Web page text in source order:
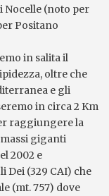
Nocelle (noto per
Positano
in salita il
oltre che
e gli
in circa 2 Km
raggiungere la
giganti
2002 e
Dei (329 CAI) che
(mt. 757) dove